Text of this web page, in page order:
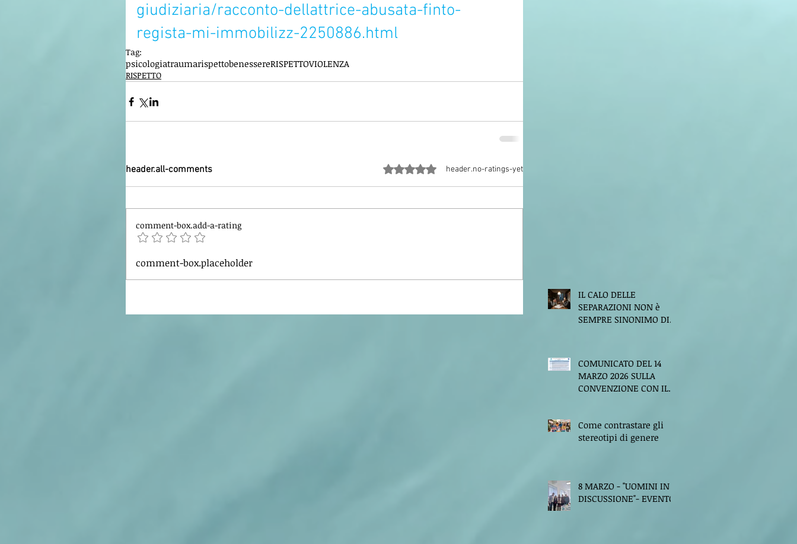
giudiziaria/racconto-dellattrice-abusata-finto-
regista-mi-immobilizz-2250886.html
Tag:
psicologiatraumarispettobenessereRISPETTOVIOLENZA
RISPETTO
header.all-comments ratings-display.rating-aria-label
header.no-ratings-yet
comment-box.add-a-rating
comment-box.placeholder
IL CALO DELLE
SEPARAZIONI NON è
SEMPRE SINONIMO DI
COMUNICATO DEL 14
MARZO 2026 SULLA
CONVENZIONE CON IL
Come contrastare gli
stereotipi di genere
8 MARZO - "UOMINI IN
DISCUSSIONE"- EVENTO